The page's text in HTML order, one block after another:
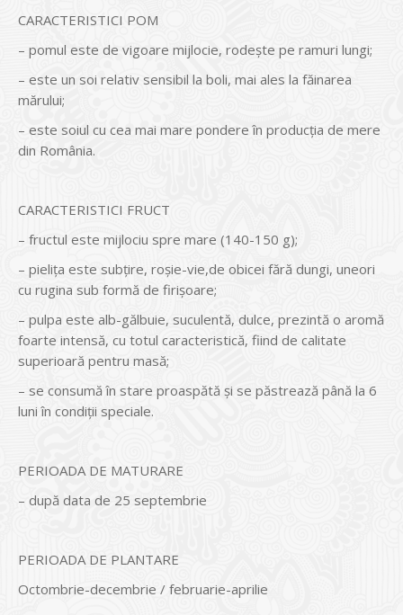
CARACTERISTICI POM
– pomul este de vigoare mijlocie, rodește pe ramuri lungi;
– este un soi relativ sensibil la boli, mai ales la făinarea
mărului;
– este soiul cu cea mai mare pondere în producția de mere
din România.
CARACTERISTICI FRUCT
– fructul este mijlociu spre mare (140-150 g);
– pielița este subțire, roșie-vie,de obicei fără dungi, uneori
cu rugina sub formă de firișoare;
– pulpa este alb-gălbuie, suculentă, dulce, prezintă o aromă
foarte intensă, cu totul caracteristică, fiind de calitate
superioară pentru masă;
– se consumă în stare proaspătă și se păstrează până la 6
luni în condiții speciale.
PERIOADA DE MATURARE
– după data de 25 septembrie
PERIOADA DE PLANTARE
Octombrie-decembrie / februarie-aprilie